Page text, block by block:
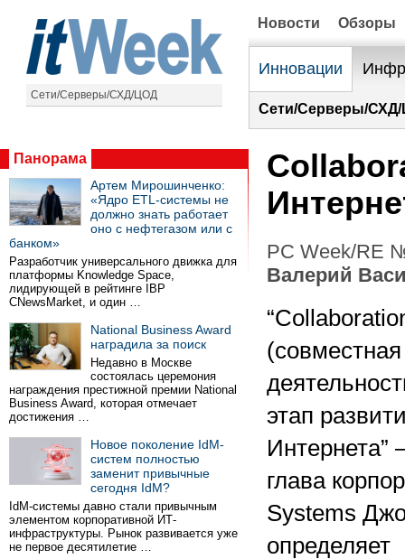
Сети/Серверы/СХД/ЦОД
Новости Обзоры
Инновации
Сети/Серверы/
Панорама
Артем Мирошинченко:
«Ядро ETL-системы не
должно знать работает
оно с нефтегазом или с
банком»
Разработчик универсального движка для
платформы Knowledge Space,
лидирующей в рейтинге IBP
CNewsMarket, и один …
National Business Award
наградила за поиск
Недавно в Москве
состоялась церемония
награждения престижной премии National
Business Award, которая отмечает
достижения …
Новое поколение IdM-
систем полностью
заменит привычные
сегодня IdM?
IdM-системы давно стали привычным
элементом корпоративной ИТ-
инфраструктуры. Рынок развивается уже
не первое десятилетие …
PC Week/RE
Валерий
(совместная
этап
Интернета”
глава
Systems
определяет